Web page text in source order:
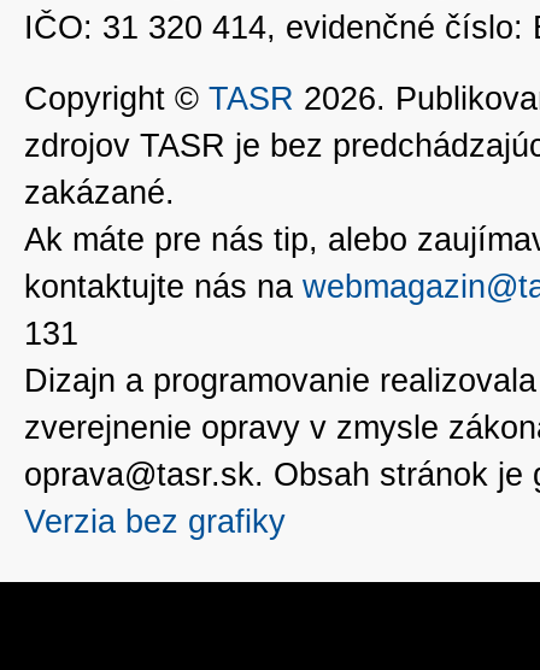
IČO: 31 320 414, evidenčné číslo:
Copyright © TASR 2026.
zdrojov TASR je bez
zakázané.
Ak máte pre nás tip, alebo
kontaktujte nás na
131
Dizajn a programovanie
zverejnenie opravy v zmysle
oprava@tasr.sk. Obsah stránok
Verzia bez grafiky